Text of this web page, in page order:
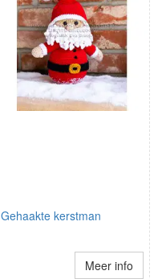
Gehaakte kerstman
Meer info